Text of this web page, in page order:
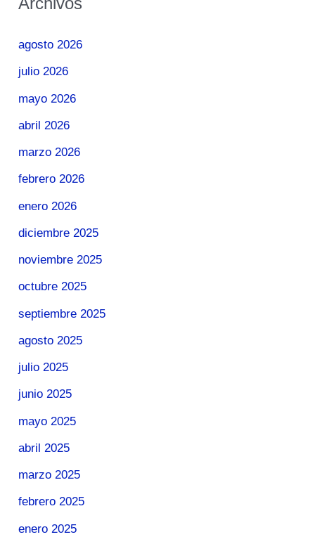
agosto 2026
julio 2026
mayo 2026
abril 2026
marzo 2026
febrero 2026
enero 2026
diciembre 2025
noviembre 2025
octubre 2025
septiembre 2025
agosto 2025
julio 2025
junio 2025
mayo 2025
abril 2025
marzo 2025
febrero 2025
enero 2025